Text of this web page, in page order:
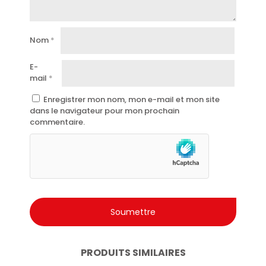
être pour l’homme.
Nom *
E-
mail *
Enregistrer mon nom, mon e-mail et mon site
dans le navigateur pour mon prochain
commentaire.
PRODUITS SIMILAIRES